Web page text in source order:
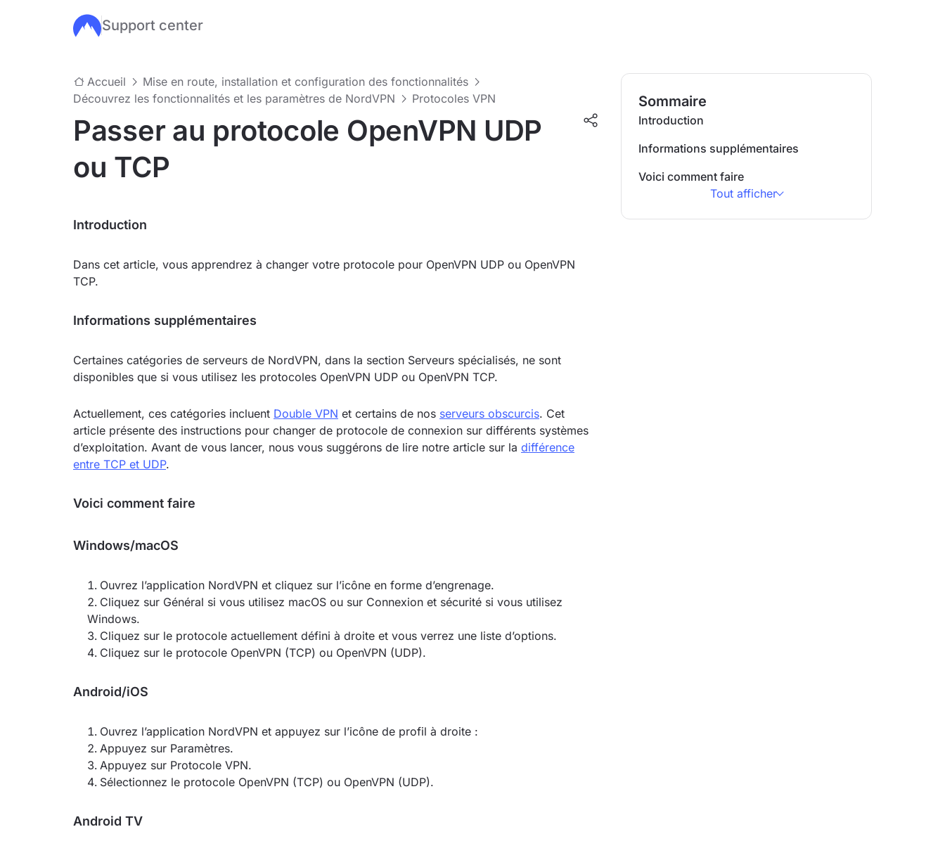
Passer au contenu principal
Support center
Accueil
Mise en route, installation et configuration des fonctionnalités
Découvrez les fonctionnalités et les paramètres de NordVPN
Protocoles VPN
Passer au protocole OpenVPN UDP
ou TCP
Introduction
Dans cet article, vous apprendrez à changer votre protocole pour OpenVPN UDP ou OpenVPN
TCP.
Informations supplémentaires
Certaines catégories de serveurs de NordVPN, dans la section Serveurs spécialisés, ne sont
disponibles que si vous utilisez les protocoles OpenVPN UDP ou OpenVPN TCP.
Actuellement, ces catégories incluent Double VPN et certains de nos serveurs obscurcis. Cet
article présente des instructions pour changer de protocole de connexion sur différents systèmes
d’exploitation. Avant de vous lancer, nous vous suggérons de lire notre article sur la différence
entre TCP et UDP.
Voici comment faire
Windows/macOS
Ouvrez l’application NordVPN et cliquez sur l’icône en forme d’engrenage.
Cliquez sur Général si vous utilisez macOS ou sur Connexion et sécurité si vous utilisez
Windows.
Cliquez sur le protocole actuellement défini à droite et vous verrez une liste d’options.
Cliquez sur le protocole OpenVPN (TCP) ou OpenVPN (UDP).
Android/iOS
Ouvrez l’application NordVPN et appuyez sur l’icône de profil à droite :
Appuyez sur Paramètres.
Appuyez sur Protocole VPN.
Sélectionnez le protocole OpenVPN (TCP) ou OpenVPN (UDP).
Android TV
Sommaire
Introduction
Informations supplémentaires
Voici comment faire
Tout afficher